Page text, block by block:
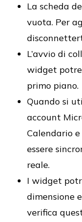
La scheda
vuota. Per
L’avvio di
widget
primo piano.
Quando si
account
Calendario
essere
reale.
I widget
dimensione
verifica